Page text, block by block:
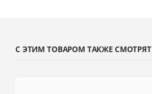
С ЭТИМ ТОВАРОМ ТАКЖЕ СМОТРЯТ